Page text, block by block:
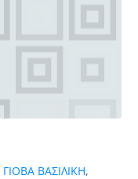
ΓΙΟΒΑ ΒΑΣΙΛΙΚΗ,